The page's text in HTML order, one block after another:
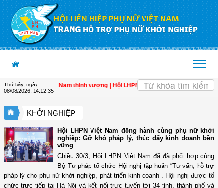
Truy cập nội dung luôn
Thứ bảy, ngày
08/08/2026 14:12:35
cho một Việt Nam thịnh vượng | Hội LHPN tỉnh Kiên Giang biểu dương phụ
KHỞI NGHIỆP
Hội LHPN Việt Nam đồng hành cùng phụ nữ khởi
nghiệp: Gỡ khó pháp lý, thúc đẩy kinh doanh bền
vững
Chiều 30/3, Hội LHPN Việt Nam đã đã phối hợp cùng
Bộ Tư pháp tổ chức Hội nghị tập huấn “Tư vấn, hỗ trợ
pháp lý cho phụ nữ khởi nghiệp, phát triển kinh doanh”. Hội nghị được tổ
chức trực tiếp tại Hà Nội và kết nối trực tuyến tới 34 tỉnh, thành phố và
OK